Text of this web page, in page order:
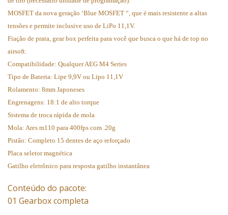
MOSFET da nova geração ‘Blue MOSFET “, que é mais resistente a altas
tensões e permite inclusive uso de LiPo 11,1V.
Fiação de prata, gear box perfeita para você que busca o que há de top no
airsoft.
Compatibilidade: Qualquer AEG M4 Series
Tipo de Bateria: Lipe 9,9V ou Lipo 11,1V
Rolamento: 8mm Japoneses
Engrenagens: 18:1 de alto torque
Sistema de troca rápida de mola
Mola: Ares m110 para 400fps com .20g
Pistão: Completo 15 dentes de aço reforçado
Placa seletor magnética
Gatilho eletrônico para resposta gatilho instantânea
Conteúdo do pacote:
01 Gearbox completa